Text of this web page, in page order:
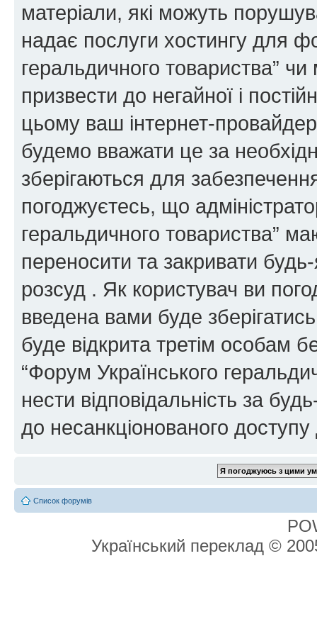
матеріали, які можуть
надає послуги хостингу для
геральдичного товариства”
призвести до негайної і
цьому ваш інтернет-
будемо вважати це за
зберігаються для
погоджуєтесь, що
геральдичного товариства”
переносити та закривати
розсуд . Як користувач ви
введена вами буде
буде відкрита третім особам
“Форум Українського
нести відповідальність за
до несанкціонованого доступу
Список форумів
Український переклад ©